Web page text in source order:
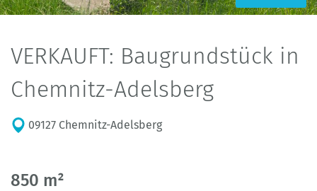
VERKAUFT: Baugrundstück in
Chemnitz-Adelsberg
09127 Chemnitz-Adelsberg
850 m²